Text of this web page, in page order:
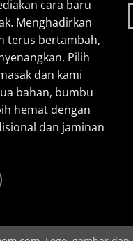
cara baru
Menghadirkan
terus bertambah,
Pilih
dan kami
bahan, bumbu
hemat dengan
dan jaminan